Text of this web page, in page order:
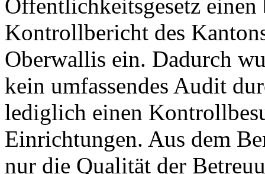
Öffentlichkeitsgesetz
Kontrollbericht des
Oberwallis ein. Dadurch
kein umfassendes Audit
lediglich einen
Einrichtungen. Aus dem
nur die Qualität der